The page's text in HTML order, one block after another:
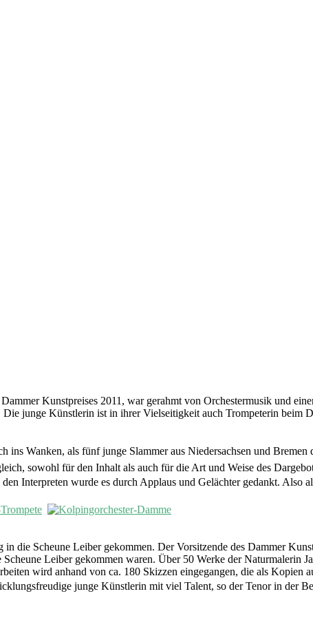
Kunstpreises 2011, war gerahmt von Orchestermusik und
junge Künstlerin ist in ihrer Vielseitigkeit auch Trompeterin beim
Wanken, als fünf junge Slammer aus Niedersachsen und
sowohl für den Inhalt als auch für die Art und Weise des
Interpreten wurde es durch Applaus und Gelächter gedankt. Also
die Scheune Leiber gekommen. Der Vorsitzende des Dammer
Leiber gekommen waren. Über 50 Werke der Naturmalerin
wird anhand von ca. 180 Skizzen eingegangen, die als Kopien
junge Künstlerin mit viel Talent, so der Tenor in der